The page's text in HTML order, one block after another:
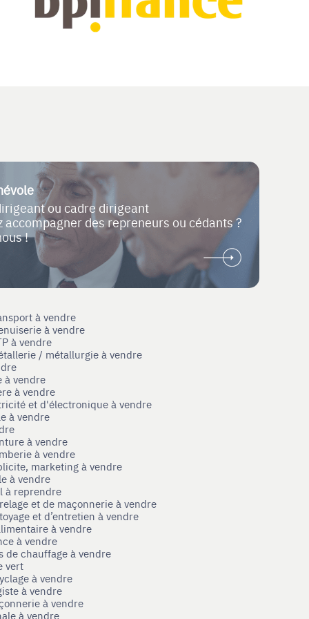
ou cadre dirigeant
accompagner des repreneurs ou cédants ?
!
à vendre
à vendre
à vendre
/ métallurgie à vendre
à vendre
à vendre
et d'électronique à vendre
à vendre
à vendre
à vendre
marketing à vendre
à vendre
à reprendre
et de maçonnerie à vendre
et d’entretien à vendre
à vendre
à vendre
de chauffage à vendre
vert
à vendre
à vendre
à vendre
à vendre